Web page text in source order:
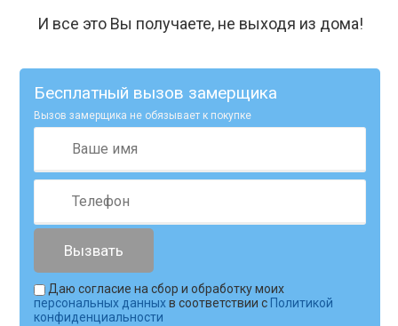
И все это Вы получаете, не выходя из дома!
Бесплатный вызов замерщика
Вызов замерщика не обязывает к покупке
Даю согласие на сбор и обработку моих
персональных данныхв соответствии с Политикой
конфиденциальности